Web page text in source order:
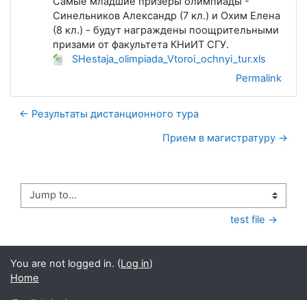
Синельников Александр (7 кл.) и Охим Елена
(8 кл.) - будут награждены поощрительными
призами от факультета КНиИТ СГУ.
SHestaja_olimpiada_Vtoroi_ochnyi_tur.xls
Permalink
← Результаты дистанционного тура
Прием в магистратуру →
Jump to...
test file →
You are not logged in. (Log in)
Home